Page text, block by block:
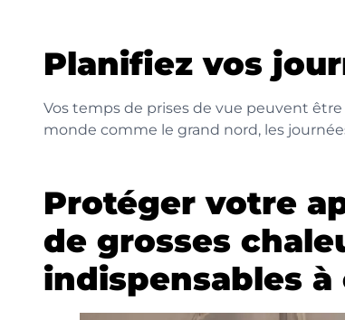
Planifiez vos
Vos temps de prises de vue peuvent
monde comme le grand nord, les
Protéger votre
de grosses
indispensables